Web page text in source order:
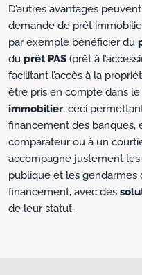
D’autres avantages
demande de prêt
par exemple bénéficier du
du prêt PAS (prêt à
facilitant l’accès à la
être pris en compte dans le
immobilier, ceci
financement des banques,
comparateur ou à un
accompagne justement
publique et les gendarmes
financement, avec des
de leur statut.